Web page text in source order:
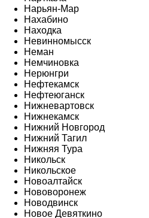
Нарьян-Мар
Нахабино
Находка
Невинномысск
Неман
Немчиновка
Нерюнгри
Нефтекамск
Нефтеюганск
Нижневартовск
Нижнекамск
Нижний Новгород
Нижний Тагил
Нижняя Тура
Никольск
Никольское
Новоалтайск
Нововоронеж
Новодвинск
Новое Девяткино